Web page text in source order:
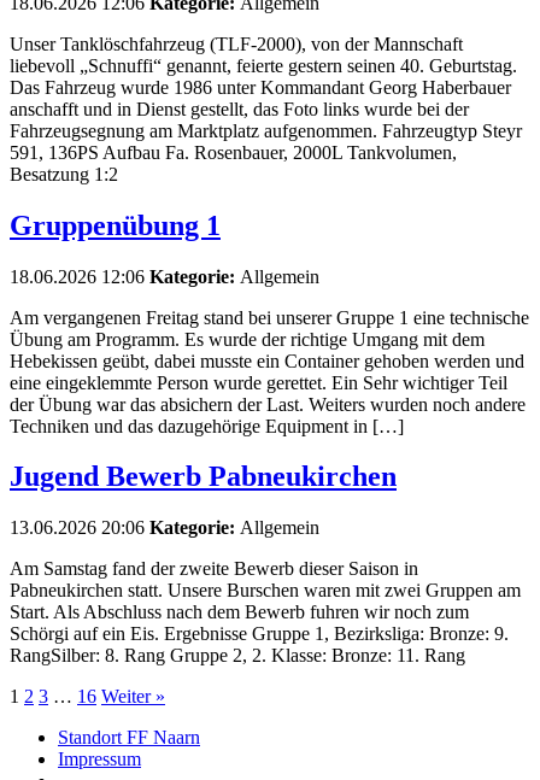
Unser Tanklöschfahrzeug (TLF-2000), von der Mannschaft
liebevoll „Schnuffi“ genannt, feierte gestern seinen 40. Geburtstag.
Das Fahrzeug wurde 1986 unter Kommandant Georg Haberbauer
anschafft und in Dienst gestellt, das Foto links wurde bei der
Fahrzeugsegnung am Marktplatz aufgenommen. Fahrzeugtyp Steyr
591, 136PS Aufbau Fa. Rosenbauer, 2000L Tankvolumen,
Besatzung 1:2
Gruppenübung 1
18.06.2026 12:06 Kategorie: Allgemein
Am vergangenen Freitag stand bei unserer Gruppe 1 eine technische
Übung am Programm. Es wurde der richtige Umgang mit dem
Hebekissen geübt, dabei musste ein Container gehoben werden und
eine eingeklemmte Person wurde gerettet. Ein Sehr wichtiger Teil
der Übung war das absichern der Last. Weiters wurden noch andere
Techniken und das dazugehörige Equipment in […]
Jugend Bewerb Pabneukirchen
13.06.2026 20:06 Kategorie: Allgemein
Am Samstag fand der zweite Bewerb dieser Saison in
Pabneukirchen statt. Unsere Burschen waren mit zwei Gruppen am
Start. Als Abschluss nach dem Bewerb fuhren wir noch zum
Schörgi auf ein Eis. Ergebnisse Gruppe 1, Bezirksliga: Bronze: 9.
RangSilber: 8. Rang Gruppe 2, 2. Klasse: Bronze: 11. Rang
1 2 3 … 16 Weiter »
Standort FF Naarn
Impressum